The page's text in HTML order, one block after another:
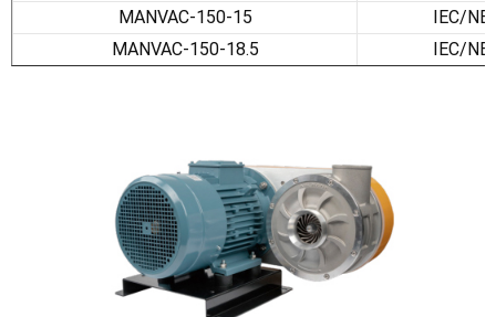
MANVAC-150-15
IEC/
MANVAC-150-18.5
IEC/